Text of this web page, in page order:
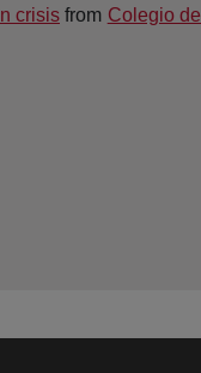
crisis from Colegio de